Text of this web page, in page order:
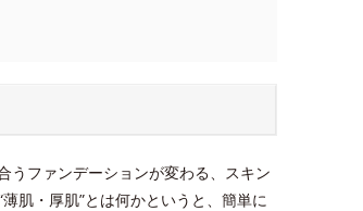
うファンデーションが変わる、スキン
肌・厚肌”とは何かというと、簡単に